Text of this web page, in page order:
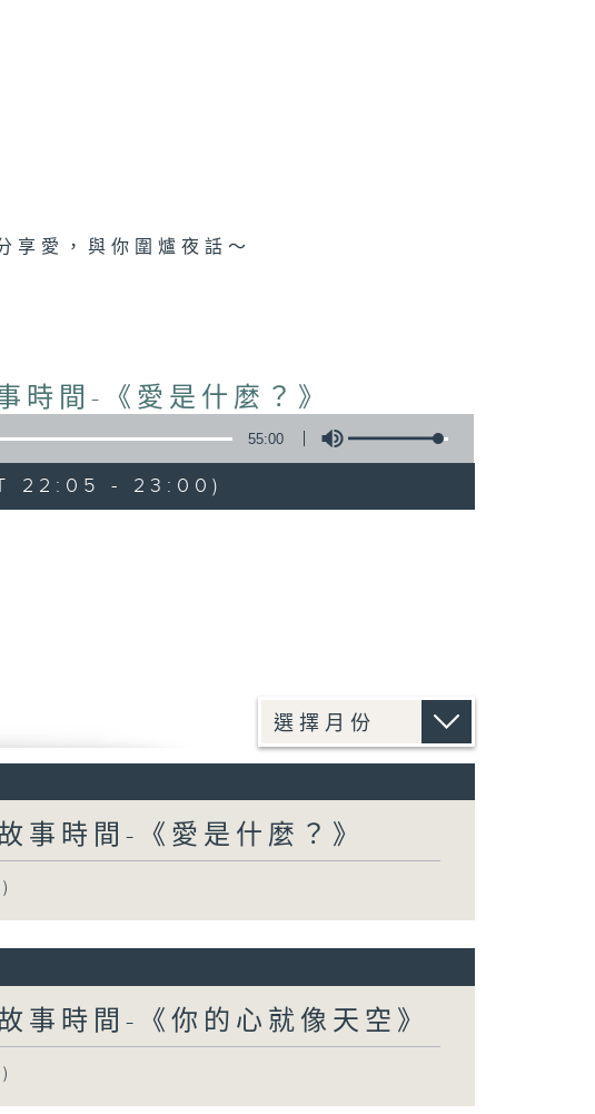
享愛，與你圍爐夜話～
時間-《愛是什麼？》
55:00
22:05 - 23:00)
事時間-《愛是什麼？》
事時間-《你的心就像天空》